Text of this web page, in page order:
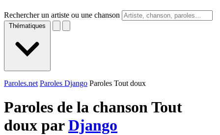
Rechercher un artiste ou une chanson
Thématiques
Paroles.net Paroles Django Paroles Tout doux
Paroles de la chanson Tout
doux parDjango